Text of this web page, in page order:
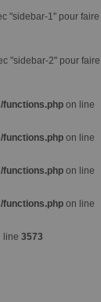
"sidebar-1" pour faire
"sidebar-2" pour faire
functions.php on line
functions.php on line
functions.php on line
functions.php on line
line 3573